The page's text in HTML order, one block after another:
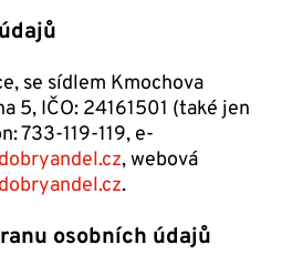
se sídlem Kmochova
5, IČO: 24161501 (také jen
733-119-119, e-
, webová
.
osobních údajů